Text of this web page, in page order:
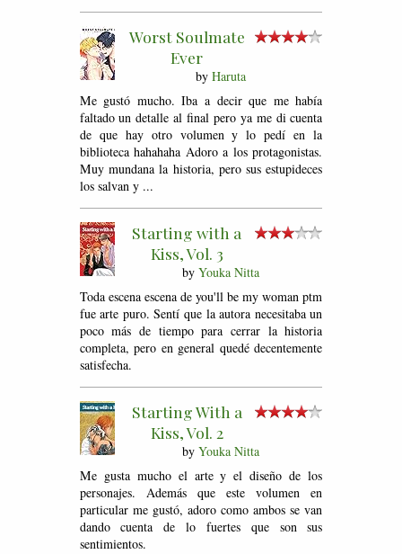
Worst Soulmate
Ever
by Haruta
Me gustó mucho. Iba a decir que me había
faltado un detalle al final pero ya me di cuenta
de que hay otro volumen y lo pedí en la
biblioteca hahahaha Adoro a los protagonistas.
Muy mundana la historia, pero sus estupideces
los salvan y ...
Starting with a
Kiss, Vol. 3
by Youka Nitta
Toda escena escena de you'll be my woman ptm
fue arte puro. Sentí que la autora necesitaba un
poco más de tiempo para cerrar la historia
completa, pero en general quedé decentemente
satisfecha.
Starting With a
Kiss, Vol. 2
by Youka Nitta
Me gusta mucho el arte y el diseño de los
personajes. Además que este volumen en
particular me gustó, adoro como ambos se van
dando cuenta de lo fuertes que son sus
sentimientos.